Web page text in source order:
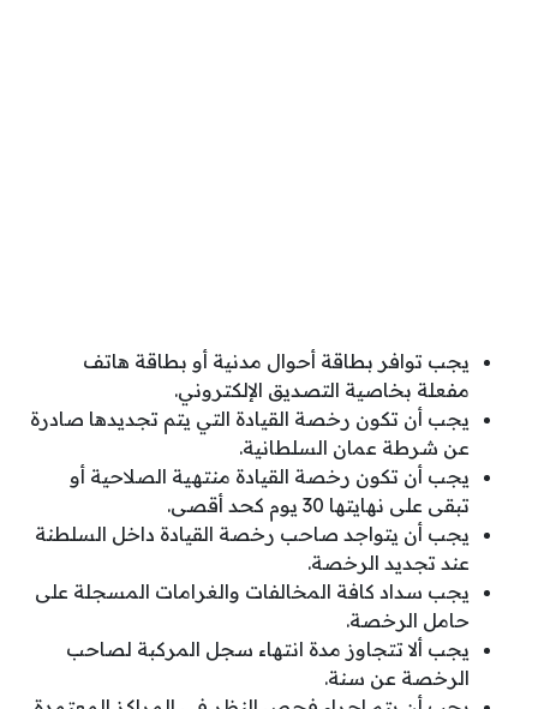
يجب توافر بطاقة أحوال مدنية أو بطاقة هاتف
مفعلة بخاصية التصديق الإلكتروني.
يجب أن تكون رخصة القيادة التي يتم تجديدها صادرة
عن شرطة عمان السلطانية.
يجب أن تكون رخصة القيادة منتهية الصلاحية أو
تبقى على نهايتها 30 يوم كحد أقصى.
يجب أن يتواجد صاحب رخصة القيادة داخل السلطنة
عند تجديد الرخصة.
يجب سداد كافة المخالفات والغرامات المسجلة على
حامل الرخصة.
يجب ألا تتجاوز مدة انتهاء سجل المركبة لصاحب
الرخصة عن سنة.